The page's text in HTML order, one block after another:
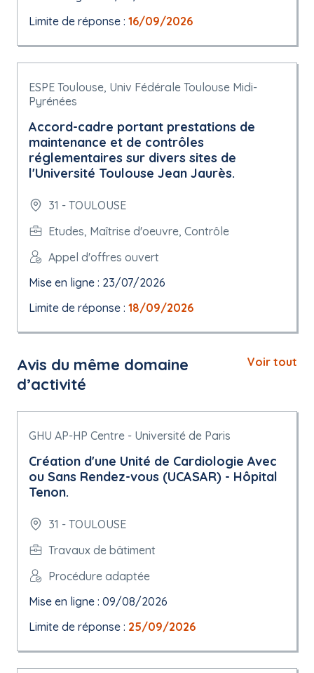
Limite de réponse : 16/09/2026
ESPE Toulouse, Univ Fédérale Toulouse Midi-
Pyrénées
Accord-cadre portant prestations de
maintenance et de contrôles
réglementaires sur divers sites de
l'Université Toulouse Jean Jaurès.
31 - TOULOUSE
Etudes, Maîtrise d'oeuvre, Contrôle
Appel d'offres ouvert
Mise en ligne : 23/07/2026
Limite de réponse : 18/09/2026
Avis du même domaine
d’activité
Voir tout
GHU AP-HP Centre - Université de Paris
Création d'une Unité de Cardiologie Avec
ou Sans Rendez-vous (UCASAR) - Hôpital
Tenon.
31 - TOULOUSE
Travaux de bâtiment
Procédure adaptée
Mise en ligne : 09/08/2026
Limite de réponse : 25/09/2026